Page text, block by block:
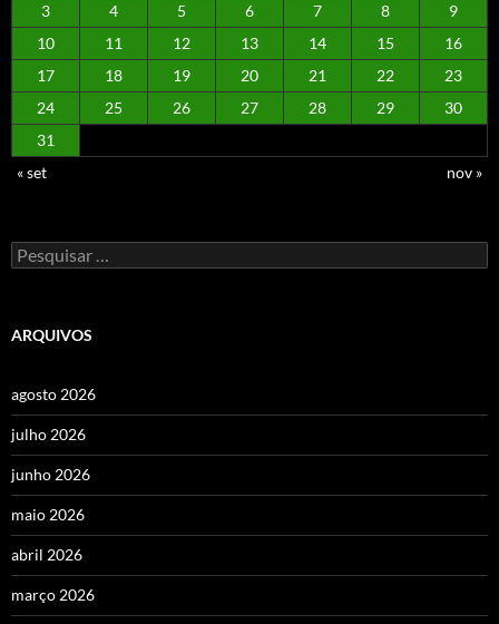
3
4 5 6 7 8
9
10
11 12 13 14 15
16
17
18 19 20 21 22
23
24
25 26 27 28 29
30
31
« set
nov »
Pesquisar
por:
ARQUIVOS
agosto 2026
julho 2026
junho 2026
maio 2026
abril 2026
março 2026